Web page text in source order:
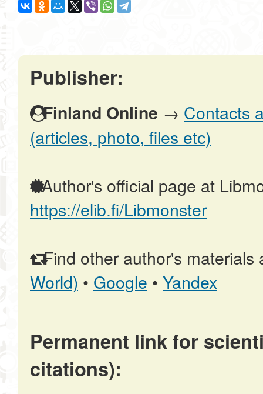
Publisher:
Finland Online → Contacts
(articles, photo, files etc)
Author's official page at
https://elib.fi/Libmonster
Find other author's materials
World) • Google • Yandex
Permanent link for
citations):